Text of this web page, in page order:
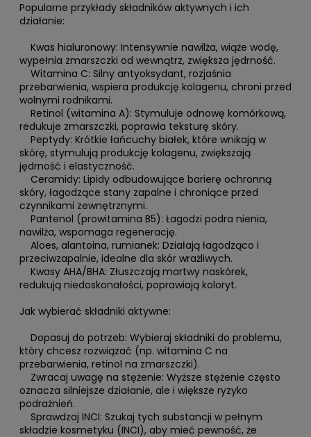
Popularne przykłady składników aktywnych i ich
działanie:
Kwas hialuronowy: Intensywnie nawilża, wiąże wodę,
wypełnia zmarszczki od wewnątrz, zwiększa jędrność.
Witamina C: Silny antyoksydant, rozjaśnia
przebarwienia, wspiera produkcję kolagenu, chroni przed
wolnymi rodnikami.
Retinol (witamina A): Stymuluje odnowę komórkową,
redukuje zmarszczki, poprawia teksturę skóry.
Peptydy: Krótkie łańcuchy białek, które wnikają w
skórę, stymulują produkcję kolagenu, zwiększają
jędrność i elastyczność.
Ceramidy: Lipidy odbudowujące barierę ochronną
skóry, łagodzące stany zapalne i chroniące przed
czynnikami zewnętrznymi.
Pantenol (prowitamina B5): Łagodzi podra nienia,
nawilża, wspomaga regenerację.
Aloes, alantoina, rumianek: Działają łagodząco i
przeciwzapalnie, idealne dla skór wrażliwych.
Kwasy AHA/BHA: Złuszczają martwy naskórek,
redukują niedoskonałości, poprawiają koloryt.
Jak wybierać składniki aktywne:
Dopasuj do potrzeb: Wybieraj składniki do problemu,
który chcesz rozwiązać (np. witamina C na
przebarwienia, retinol na zmarszczki).
Zwracaj uwagę na stężenie: Wyższe stężenie często
oznacza silniejsze działanie, ale i większe ryzyko
podrażnień.
Sprawdzaj INCI: Szukaj tych substancji w pełnym
składzie kosmetyku (INCI), aby mieć pewność, że